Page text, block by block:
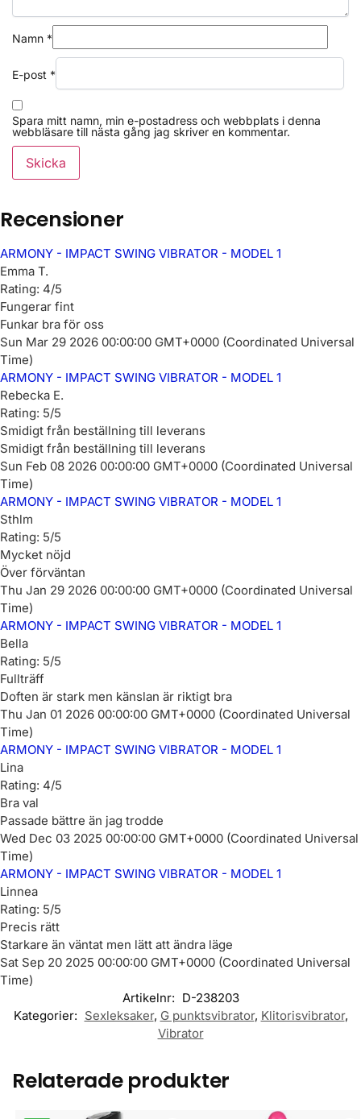
Namn *
E-post *
Spara mitt namn, min e-postadress och webbplats i denna
webbläsare till nästa gång jag skriver en kommentar.
Recensioner
ARMONY - IMPACT SWING VIBRATOR - MODEL 1
Emma T.
Rating: 4/5
Fungerar fint
Funkar bra för oss
Sun Mar 29 2026 00:00:00 GMT+0000 (Coordinated Universal
Time)
ARMONY - IMPACT SWING VIBRATOR - MODEL 1
Rebecka E.
Rating: 5/5
Smidigt från beställning till leverans
Smidigt från beställning till leverans
Sun Feb 08 2026 00:00:00 GMT+0000 (Coordinated Universal
Time)
ARMONY - IMPACT SWING VIBRATOR - MODEL 1
Sthlm
Rating: 5/5
Mycket nöjd
Över förväntan
Thu Jan 29 2026 00:00:00 GMT+0000 (Coordinated Universal
Time)
ARMONY - IMPACT SWING VIBRATOR - MODEL 1
Bella
Rating: 5/5
Fullträff
Doften är stark men känslan är riktigt bra
Thu Jan 01 2026 00:00:00 GMT+0000 (Coordinated Universal
Time)
ARMONY - IMPACT SWING VIBRATOR - MODEL 1
Lina
Rating: 4/5
Bra val
Passade bättre än jag trodde
Wed Dec 03 2025 00:00:00 GMT+0000 (Coordinated Universal
Time)
ARMONY - IMPACT SWING VIBRATOR - MODEL 1
Linnea
Rating: 5/5
Precis rätt
Starkare än väntat men lätt att ändra läge
Sat Sep 20 2025 00:00:00 GMT+0000 (Coordinated Universal
Time)
Artikelnr: D-238203
Kategorier: Sexleksaker, G punktsvibrator, Klitorisvibrator,
Vibrator
Relaterade produkter